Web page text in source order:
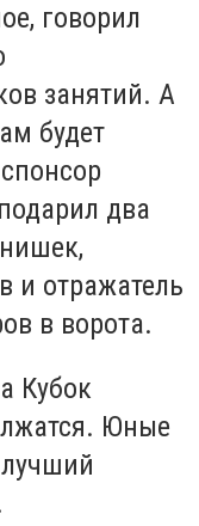
говорил
занятий. А
будет
два
и отражатель
в ворота.
Кубок
Юные